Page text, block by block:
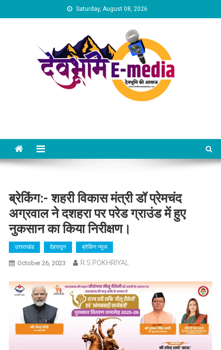
to
Saturday, August 08, 2026
ब्रेकिंग:- शहरी विकास मंत्री डॉ प्रेमचंद
अग्रवाल ने दशहरा पर परेड ग्राउंड में हुए
नुकसान का किया निरीक्षण।
उत्तराखंड देहरादून ब्रेकिंग न्यूज
October 26, 2023 R.S.POKHRIYAL